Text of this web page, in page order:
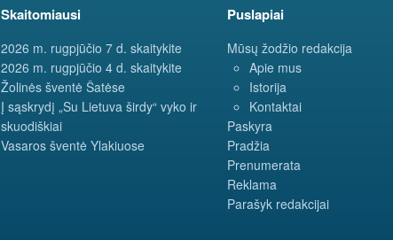
Skaitomiausi
2026 m. rugpjūčio 7 d. skaitykite
2026 m. rugpjūčio 4 d. skaitykite
Žolinės šventė Šatėse
Į sąskrydį „Su Lietuva širdy“ vyko ir
skuodiškiai
Vasaros šventė Ylakiuose
Puslapiai
Mūsų žodžio redakcija
Apie mus
Istorija
Kontaktai
Paskyra
Pradžia
Prenumerata
Reklama
Parašyk redakcijai